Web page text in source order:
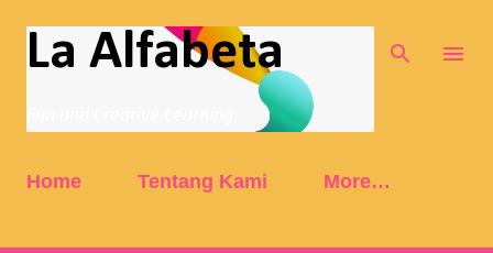
Skip to main content
La Alfabeta
Home Tentang Kami More…